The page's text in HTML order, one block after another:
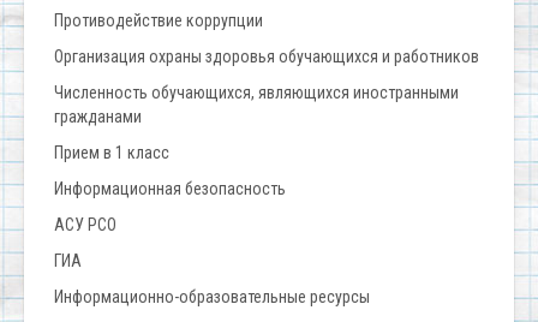
Противодействие коррупции
Организация охраны здоровья обучающихся и работников
Численность обучающихся, являющихся иностранными
гражданами
Прием в 1 класс
Информационная безопасность
АСУ РСО
ГИА
Информационно-образовательные ресурсы